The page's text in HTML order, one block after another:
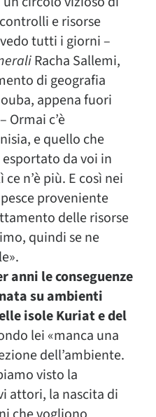
e risorse
tutti i giorni –
Racha Sallemi,
di geografia
appena fuori
Ormai c’è
e quello che
da voi in
n’è più. E così nei
proveniente
delle risorse
quindi se ne
anni le conseguenze
su ambienti
isole Kuriat e del
lei «manca una
dell’ambiente.
visto la
attori, la nascita di